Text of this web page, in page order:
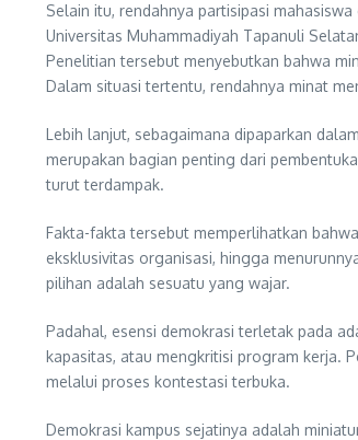
Selain itu, rendahnya partisipasi
Universitas Muhammadiyah Tapanuli
Penelitian tersebut menyebutkan bahwa
Dalam situasi tertentu, rendahnya minat
Lebih lanjut, sebagaimana dipaparkan
merupakan bagian penting dari
turut terdampak.
Fakta-fakta tersebut memperlihatkan
eksklusivitas organisasi, hingga
pilihan adalah sesuatu yang wajar.
Padahal, esensi demokrasi terletak pada
kapasitas, atau mengkritisi program kerja.
melalui proses kontestasi terbuka.
Demokrasi kampus sejatinya adalah